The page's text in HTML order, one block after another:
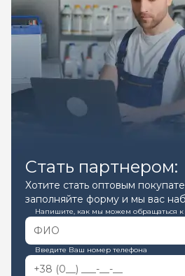
Стать партнером:
Хотите стать оптовым
заполняйте форму и мы вас
Напишите, как мы можем обращаться
Введите Ваш номер телефона